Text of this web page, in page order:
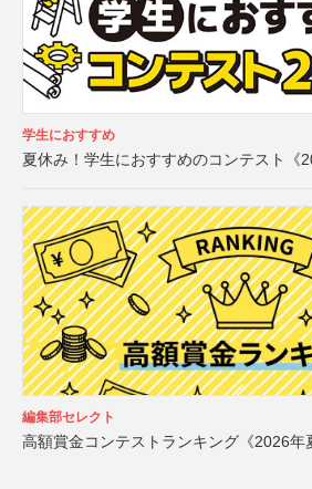
学生におすすめ
夏休み！学生におすすめのコンテスト《
編集部セレクト
高額賞金コンテストランキング《2026年